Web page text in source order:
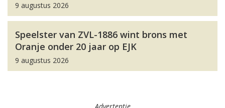
9 augustus 2026
Speelster van ZVL-1886 wint brons met
Oranje onder 20 jaar op EJK
9 augustus 2026